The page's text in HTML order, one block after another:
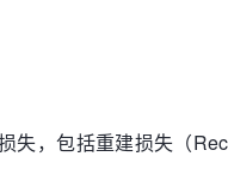
失，包括重建损失（